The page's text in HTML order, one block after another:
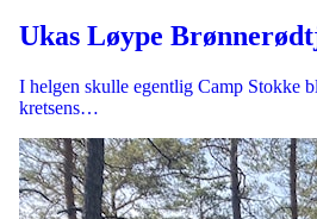
Ukas Løype
I helgen skulle egentlig Camp Stokke
kretsens…